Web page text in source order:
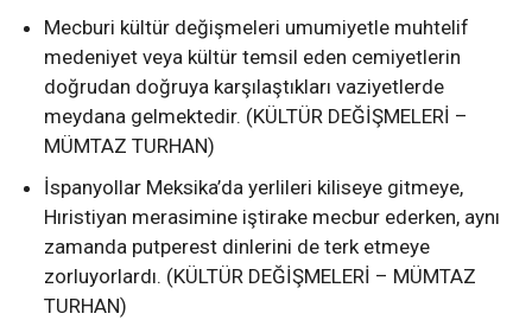
Mecburi kültür değişmeleri umumiyetle muhtelif
medeniyet veya kültür temsil eden cemiyetlerin
doğrudan doğruya karşılaştıkları vaziyetlerde
meydana gelmektedir. (KÜLTÜR DEĞİŞMELERİ –
MÜMTAZ TURHAN)
İspanyollar Meksika’da yerlileri kiliseye gitmeye,
Hıristiyan merasimine iştirake mecbur ederken, aynı
zamanda putperest dinlerini de terk etmeye
zorluyorlardı. (KÜLTÜR DEĞİŞMELERİ – MÜMTAZ
TURHAN)